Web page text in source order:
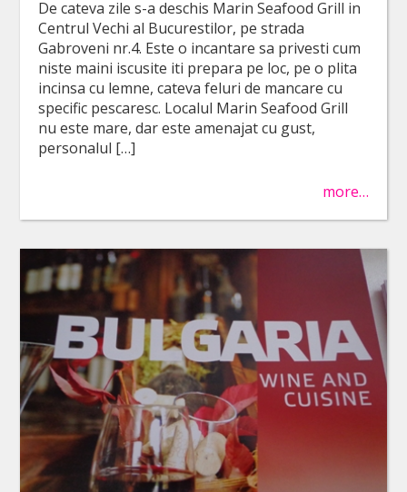
De cateva zile s-a deschis Marin Seafood Grill in
Centrul Vechi al Bucurestilor, pe strada
Gabroveni nr.4. Este o incantare sa privesti cum
niste maini iscusite iti prepara pe loc, pe o plita
incinsa cu lemne, cateva feluri de mancare cu
specific pescaresc. Localul Marin Seafood Grill
nu este mare, dar este amenajat cu gust,
personalul […]
more…